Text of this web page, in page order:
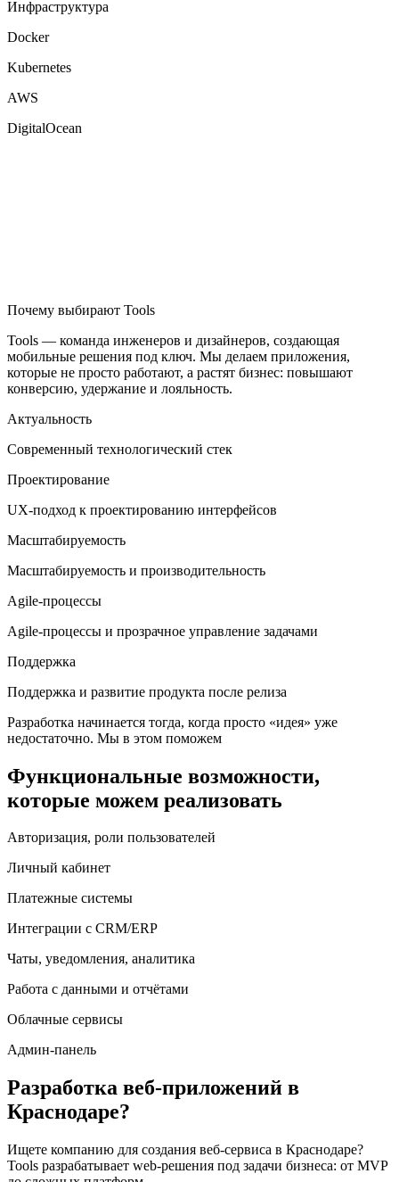
Инфраструктура
Docker
Kubernetes
AWS
DigitalOcean
Почему выбирают Tools
Tools — команда инженеров и дизайнеров, создающая
мобильные решения под ключ. Мы делаем приложения,
которые не просто работают, а растят бизнес: повышают
конверсию, удержание и лояльность.
Актуальность
Современный технологический стек
Проектирование
UX-подход к проектированию интерфейсов
Масштабируемость
Масштабируемость и производительность
Agile-процессы
Agile-процессы и прозрачное управление задачами
Поддержка
Поддержка и развитие продукта после релиза
Разработка начинается тогда, когда просто «идея» уже
недостаточно. Мы в этом поможем
Функциональные возможности,
которые можем реализовать
Авторизация, роли пользователей
Личный кабинет
Платежные системы
Интеграции с CRM/ERP
Чаты, уведомления, аналитика
Работа с данными и отчётами
Облачные сервисы
Админ-панель
Разработка веб-приложений в
Краснодаре?
Ищете компанию для создания веб-сервиса в Краснодаре?
Tools разрабатывает web-решения под задачи бизнеса: от MVP